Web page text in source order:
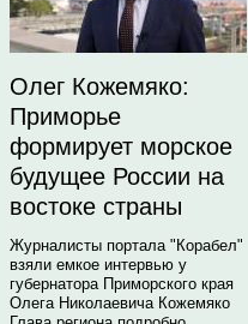
Олег Кожемяко:
Приморье
формирует морское
будущее России на
востоке страны
Журналисты портала "Корабел"
взяли емкое интервью у
губернатора Приморского края
Олега Николаевича Кожемяко